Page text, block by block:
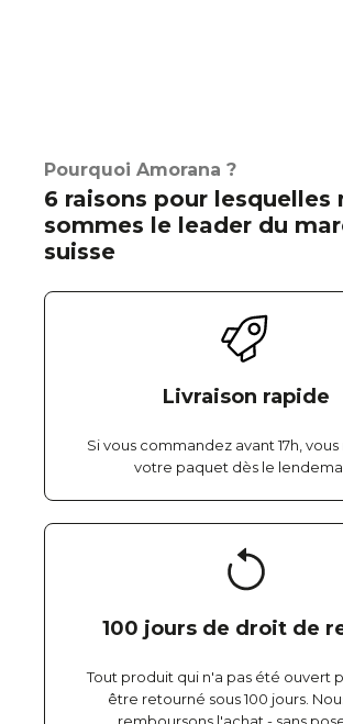
Pourquoi Amorana ?
6 raisons pour lesquelles
sommes le leader du
suisse
Livraison rapide
Si vous commandez avant 17h,
votre paquet dès le
100 jours de droit de
Tout produit qui n'a pas été ouvert
être retourné sous 100 jours.